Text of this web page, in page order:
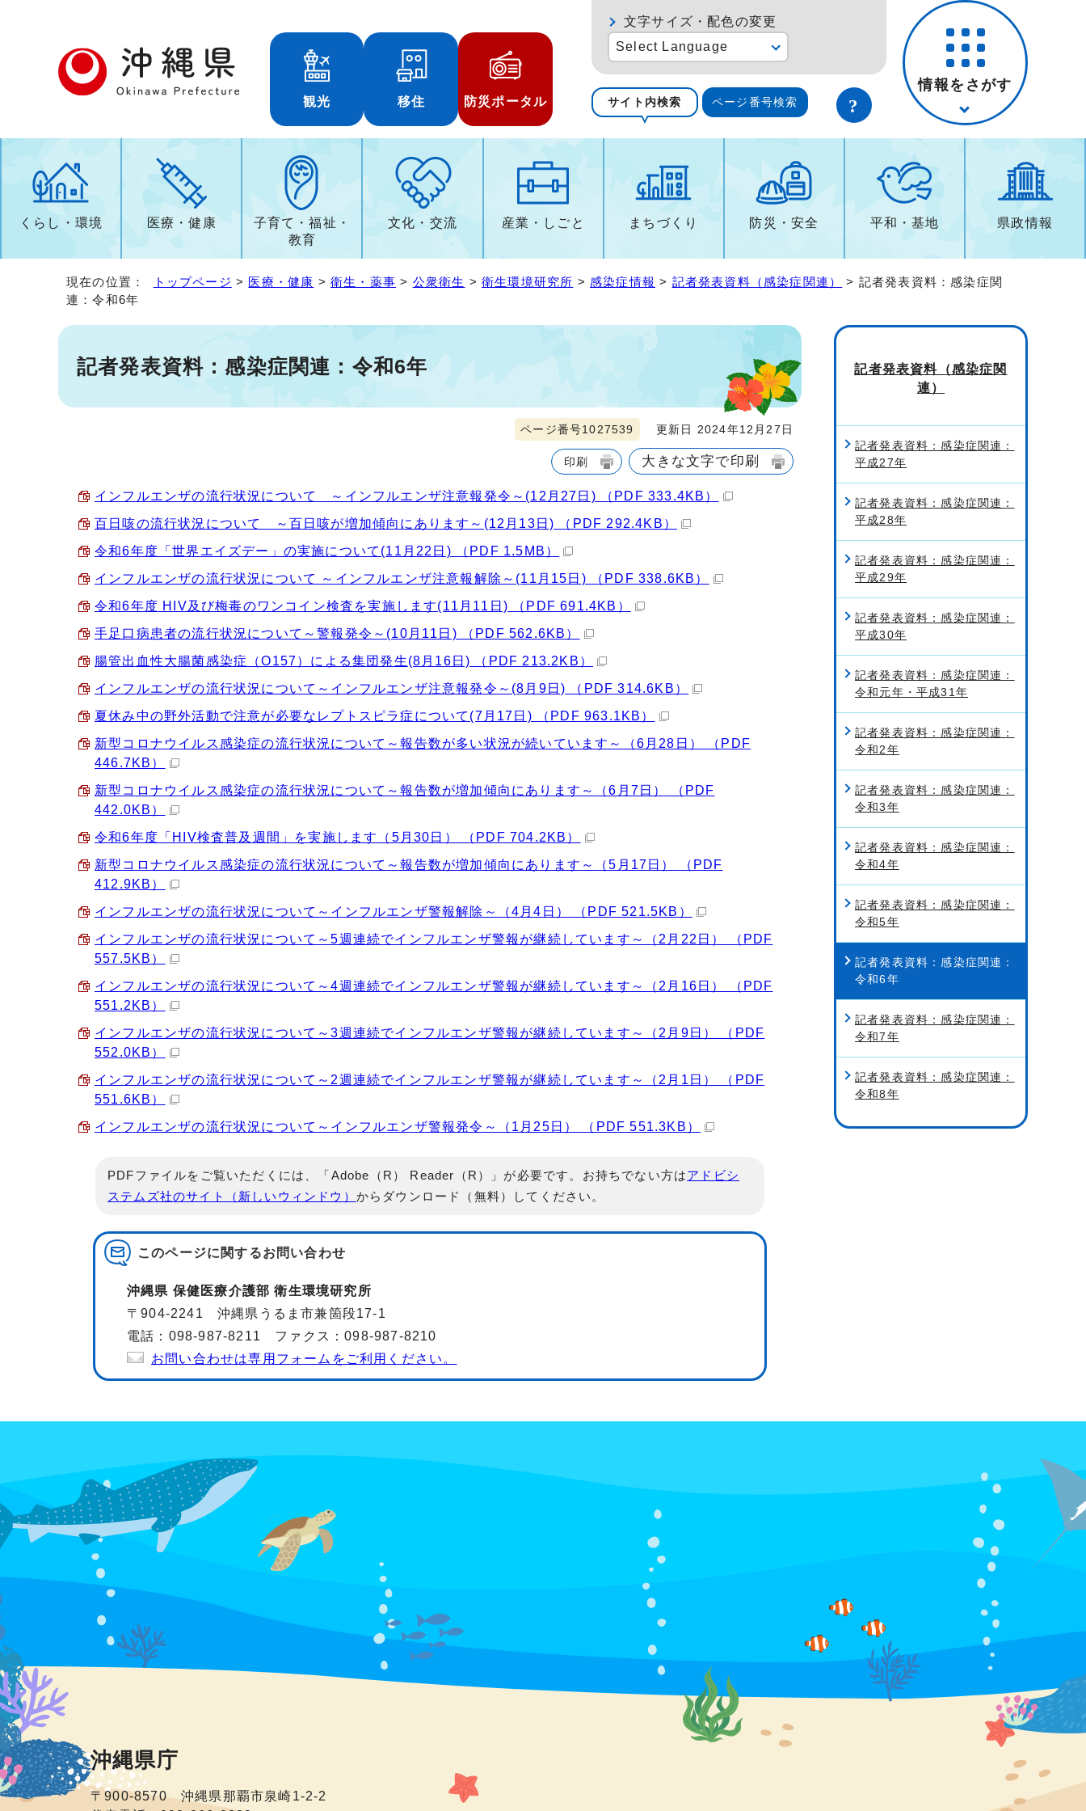
観光 移住 防災ポータル
文字サイズ・配色の変更
Select Language
サイト内検索 ページ番号検索
情報をさがす
くらし・環境 医療・健康
子育て・福祉・
教育
文化・交流 産業・しごと まちづくり 防災・安全 平和・基地 県政情報
現在の位置： トップページ > 医療・健康 >衛生・薬事 > 公衆衛生 >衛生環境研究所 >感染症情報 > 記者発表資料（感染症関連）
> 記者発表資料：感染症関
連：令和6年
記者発表資料：感染症関連：令和6年
ページ番号1027539 更新日 2024年12月27日
印刷 大きな文字で印刷
インフルエンザの流行状況について ～インフルエンザ注意報発令～(12月27日) （PDF 333.4KB）
百日咳の流行状況について ～百日咳が増加傾向にあります～(12月13日) （PDF 292.4KB）
令和6年度「世界エイズデー」の実施について(11月22日) （PDF 1.5MB）
インフルエンザの流行状況について ～インフルエンザ注意報解除～(11月15日) （PDF 338.6KB）
令和6年度 HIV及び梅毒のワンコイン検査を実施します(11月11日) （PDF 691.4KB）
手足口病患者の流行状況について～警報発令～(10月11日) （PDF 562.6KB）
腸管出血性大腸菌感染症（O157）による集団発生(8月16日) （PDF 213.2KB）
インフルエンザの流行状況について～インフルエンザ注意報発令～(8月9日) （PDF 314.6KB）
夏休み中の野外活動で注意が必要なレプトスピラ症について(7月17日) （PDF 963.1KB）
新型コロナウイルス感染症の流行状況について～報告数が多い状況が続いています～（6月28日） （PDF
446.7KB）
新型コロナウイルス感染症の流行状況について～報告数が増加傾向にあります～（6月7日） （PDF
442.0KB）
令和6年度「HIV検査普及週間」を実施します（5月30日） （PDF 704.2KB）
新型コロナウイルス感染症の流行状況について～報告数が増加傾向にあります～（5月17日） （PDF
412.9KB）
インフルエンザの流行状況について～インフルエンザ警報解除～（4月4日） （PDF 521.5KB）
インフルエンザの流行状況について～5週連続でインフルエンザ警報が継続しています～（2月22日） （PDF
557.5KB）
インフルエンザの流行状況について～4週連続でインフルエンザ警報が継続しています～（2月16日） （PDF
551.2KB）
インフルエンザの流行状況について～3週連続でインフルエンザ警報が継続しています～（2月9日） （PDF
552.0KB）
インフルエンザの流行状況について～2週連続でインフルエンザ警報が継続しています～（2月1日） （PDF
551.6KB）
インフルエンザの流行状況について～インフルエンザ警報発令～（1月25日） （PDF 551.3KB）
PDFファイルをご覧いただくには、「Adobe（R） Reader（R）」が必要です。お持ちでない方はアドビシ
ステムズ社のサイト（新しいウィンドウ） からダウンロード（無料）してください。
このページに関するお問い合わせ
沖縄県 保健医療介護部 衛生環境研究所
〒904-2241 沖縄県うるま市兼箇段17-1
電話：098-987-8211 ファクス：098-987-8210
お問い合わせは専用フォームをご利用ください。
記者発表資料（感染症関
連）
記者発表資料：感染症関連：
平成27年
記者発表資料：感染症関連：
平成28年
記者発表資料：感染症関連：
平成29年
記者発表資料：感染症関連：
平成30年
記者発表資料：感染症関連：
令和元年・平成31年
記者発表資料：感染症関連：
令和2年
記者発表資料：感染症関連：
令和3年
記者発表資料：感染症関連：
令和4年
記者発表資料：感染症関連：
令和5年
記者発表資料：感染症関連：
令和6年
記者発表資料：感染症関連：
令和7年
記者発表資料：感染症関連：
令和8年
沖縄県庁
〒900-8570 沖縄県那覇市泉崎1-2-2